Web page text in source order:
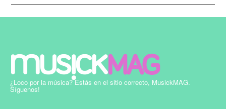
¿Loco por la música? Estás en el sitio correcto, MusickMAG.
Síguenos!